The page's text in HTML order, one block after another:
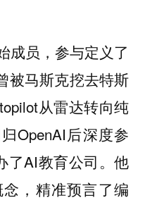
成员，参与定义了
被马斯克挖去特斯
从雷达转向纯
OpenAI后深度参
了AI教育公司。他
，精准预言了编